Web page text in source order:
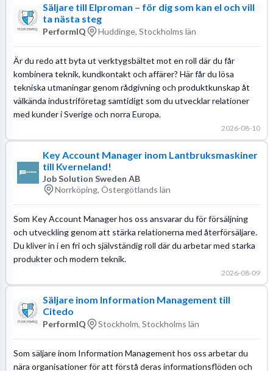
Säljare till Elproman – för dig som kan el och vill
ta nästa steg
PerformIQ Huddinge, Stockholms län
Är du redo att byta ut verktygsbältet mot en roll där du får
kombinera teknik, kundkontakt och affärer? Här får du lösa
tekniska utmaningar genom rådgivning och produktkunskap åt
välkända industriföretag samtidigt som du utvecklar relationer
med kunder i Sverige och norra Europa.
2026-08-10
Key Account Manager inom Lantbruksmaskiner
till Kverneland!
Job Solution Sweden AB
Norrköping, Östergötlands län
Som Key Account Manager hos oss ansvarar du för försäljning
och utveckling genom att stärka relationerna med återförsäljare.
Du kliver in i en fri och självständig roll där du arbetar med starka
produkter och modern teknik.
2026-08-09
Säljare inom Information Management till
Citedo
PerformIQ Stockholm, Stockholms län
Som säljare inom Information Management hos oss arbetar du
nära organisationer för att förstå deras informationsflöden och